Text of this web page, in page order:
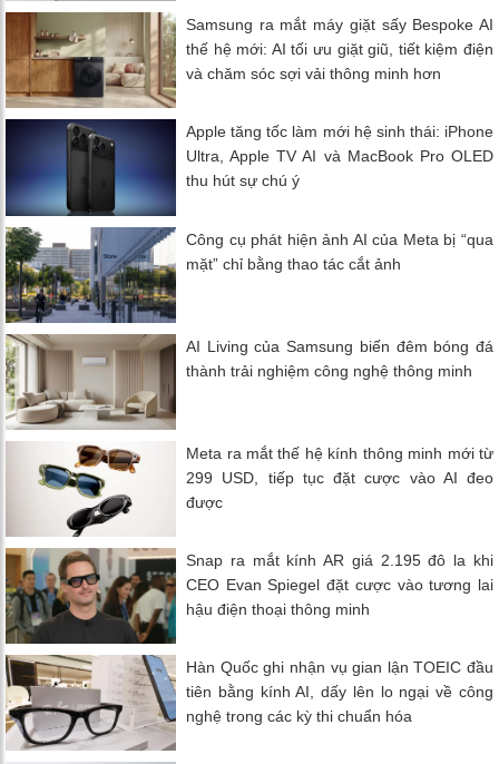
Samsung ra mắt máy giặt sấy Bespoke AI
thế hệ mới: AI tối ưu giặt giũ, tiết kiệm điện
và chăm sóc sợi vải thông minh hơn
Apple tăng tốc làm mới hệ sinh thái: iPhone
Ultra, Apple TV AI và MacBook Pro OLED
thu hút sự chú ý
Công cụ phát hiện ảnh AI của Meta bị “qua
mặt” chỉ bằng thao tác cắt ảnh
AI Living của Samsung biến đêm bóng đá
thành trải nghiệm công nghệ thông minh
Meta ra mắt thế hệ kính thông minh mới từ
299 USD, tiếp tục đặt cược vào AI đeo
được
Snap ra mắt kính AR giá 2.195 đô la khi
CEO Evan Spiegel đặt cược vào tương lai
hậu điện thoại thông minh
Hàn Quốc ghi nhận vụ gian lận TOEIC đầu
tiên bằng kính AI, dấy lên lo ngại về công
nghệ trong các kỳ thi chuẩn hóa